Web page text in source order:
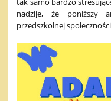
nadzije, że poniższy
przedszkolnej